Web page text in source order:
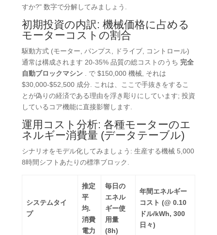
すか?" 数字で分解してみましょう
初期投資の内訳: 機械価格に占める
モーターコストの割合
駆動方式 (モーター, パンプス, ドライブ, コントロール)
通常は構成されます 20-35% 品質の総コストのうち 完全
自動ブロックマシン
. で $150,000 機械, それは
$30,000-$52,500 成分. これは、ここで手抜きをするこ
とが偽りの経済である理由を浮き彫りにしています; 投資
しているコア機能に直接影響します
運用コスト分析: 各種モーターのエ
ネルギー消費量 (データテーブル)
シナリオをモデル化してみましょう : 生産する機械 5,000
8時間シフトあたりの標準ブロック.
システムタイ
プ
推定
平
均.
消費
電力
毎日の
エネル
ギー使
用量
(8h)
年間エネルギー
コスト (@ 0.10
ドル/kWh, 300
日々)